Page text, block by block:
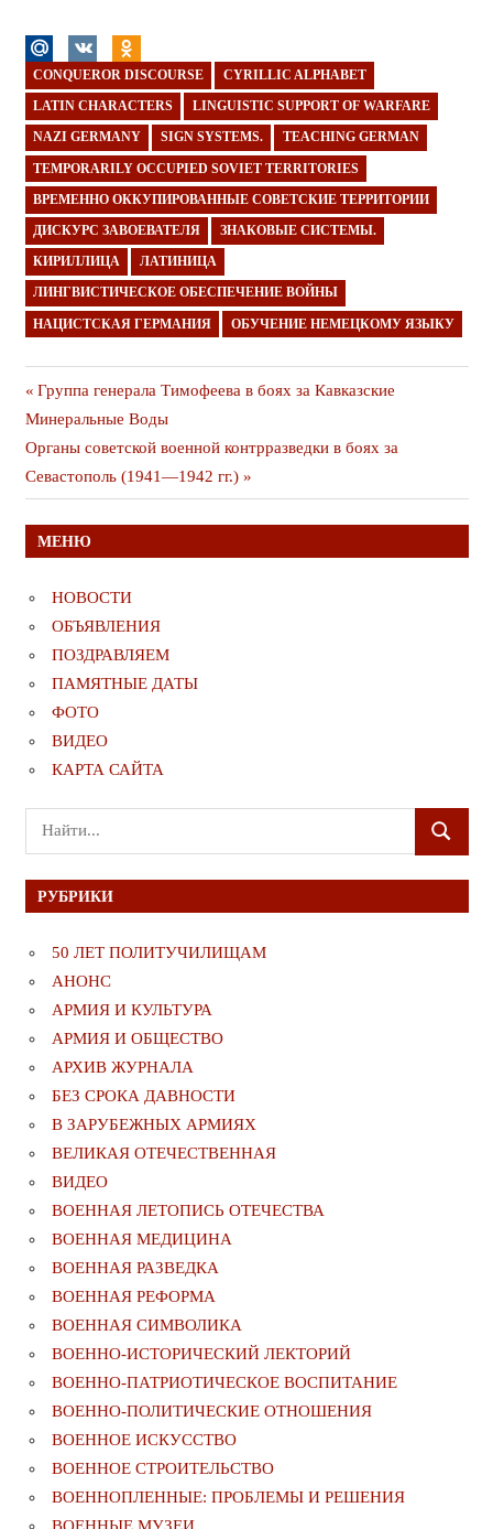
CONQUEROR DISCOURSE CYRILLIC ALPHABET
LATIN CHARACTERS LINGUISTIC SUPPORT OF WARFARE
NAZI GERMANY SIGN SYSTEMS. TEACHING GERMAN
TEMPORARILY OCCUPIED SOVIET TERRITORIES
ВРЕМЕННО ОККУПИРОВАННЫЕ СОВЕТСКИЕ ТЕРРИТОРИИ
ДИСКУРС ЗАВОЕВАТЕЛЯ ЗНАКОВЫЕ СИСТЕМЫ.
КИРИЛЛИЦА ЛАТИНИЦА
ЛИНГВИСТИЧЕСКОЕ ОБЕСПЕЧЕНИЕ ВОЙНЫ
НАЦИСТСКАЯ ГЕРМАНИЯ ОБУЧЕНИЕ НЕМЕЦКОМУ ЯЗЫКУ
Навигация
по
записям
Предыдущая
публикация
Группа генерала Тимофеева в боях за Кавказские
Минеральные Воды
Следующая
публикация
Органы советской военной контрразведки в боях за
Севастополь (1941—1942 гг.)
МЕНЮ
НОВОСТИ
ОБЪЯВЛЕНИЯ
ПОЗДРАВЛЯЕМ
ПАМЯТНЫЕ ДАТЫ
ФОТО
ВИДЕО
КАРТА САЙТА
Поиск
для:
ПОИСК
РУБРИКИ
50 ЛЕТ ПОЛИТУЧИЛИЩАМ
АНОНС
АРМИЯ И КУЛЬТУРА
АРМИЯ И ОБЩЕСТВО
АРХИВ ЖУРНАЛА
БЕЗ СРОКА ДАВНОСТИ
В ЗАРУБЕЖНЫХ АРМИЯХ
ВЕЛИКАЯ ОТЕЧЕСТВЕННАЯ
ВИДЕО
ВОЕННАЯ ЛЕТОПИСЬ ОТЕЧЕСТВА
ВОЕННАЯ МЕДИЦИНА
ВОЕННАЯ РАЗВЕДКА
ВОЕННАЯ РЕФОРМА
ВОЕННАЯ СИМВОЛИКА
ВОЕННО-ИСТОРИЧЕСКИЙ ЛЕКТОРИЙ
ВОЕННО-ПАТРИОТИЧЕСКОЕ ВОСПИТАНИЕ
ВОЕННО-ПОЛИТИЧЕСКИE ОТНОШЕНИЯ
ВОЕННОЕ ИСКУССТВО
ВОЕННОЕ СТРОИТЕЛЬСТВО
ВОЕННОПЛЕННЫЕ: ПРОБЛЕМЫ И РЕШЕНИЯ
ВОЕННЫЕ МУЗЕИ